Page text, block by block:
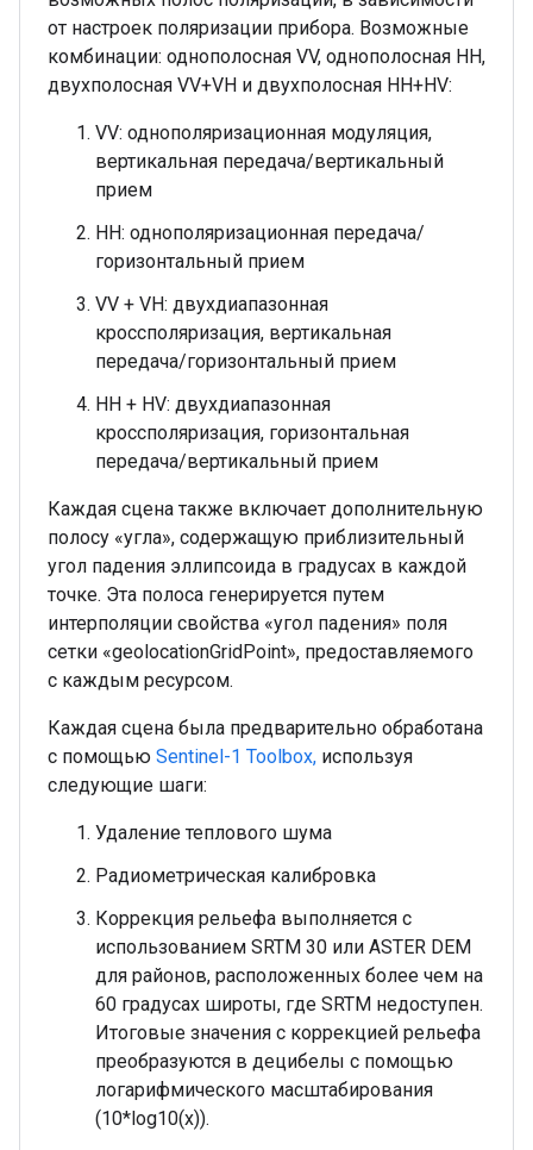
от настроек поляризации прибора. Возможные
комбинации: однополосная VV, однополосная HH,
двухполосная VV+VH и двухполосная HH+HV:
VV: однополяризационная модуляция,
вертикальная передача/вертикальный
прием
HH: однополяризационная передача/
горизонтальный прием
VV + VH: двухдиапазонная
кроссполяризация, вертикальная
передача/горизонтальный прием
HH + HV: двухдиапазонная
кроссполяризация, горизонтальная
передача/вертикальный прием
Каждая сцена также включает дополнительную
полосу «угла», содержащую приблизительный
угол падения эллипсоида в градусах в каждой
точке. Эта полоса генерируется путем
интерполяции свойства «угол падения» поля
сетки «geolocationGridPoint», предоставляемого
с каждым ресурсом.
Каждая сцена была предварительно обработана
с помощью Sentinel-1 Toolbox, используя
следующие шаги:
Удаление теплового шума
Радиометрическая калибровка
Коррекция рельефа выполняется с
использованием SRTM 30 или ASTER DEM
для районов, расположенных более чем на
60 градусах широты, где SRTM недоступен.
Итоговые значения с коррекцией рельефа
преобразуются в децибелы с помощью
логарифмического масштабирования
(10*log10(x)).